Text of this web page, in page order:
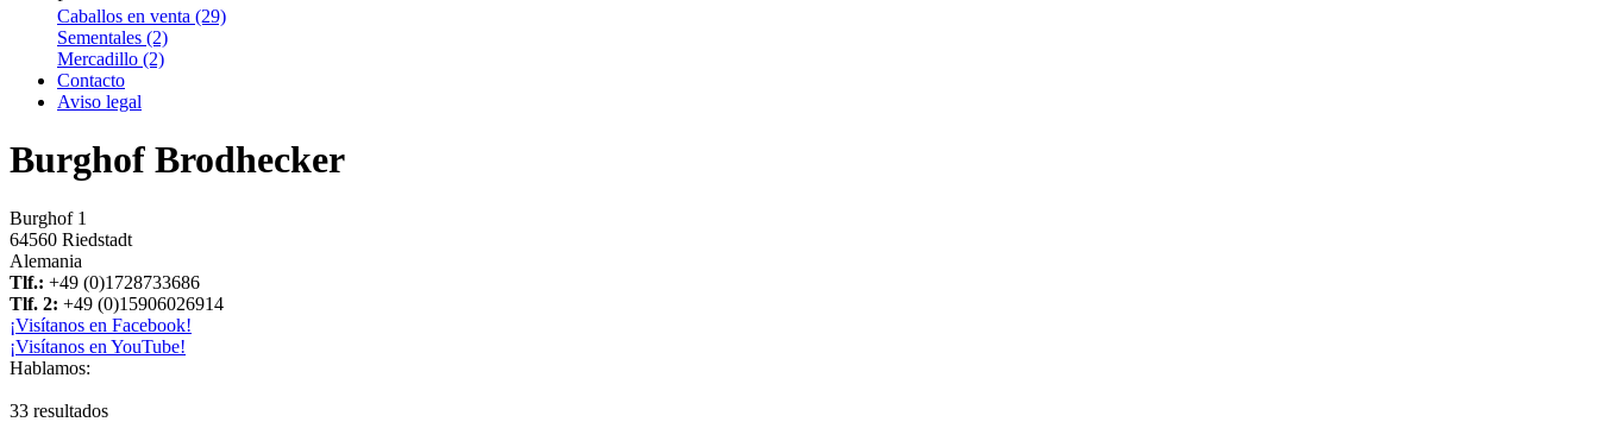
Caballos en venta (29)
Sementales (2)
Mercadillo (2)
Contacto
Aviso legal
Burghof Brodhecker
Burghof 1
64560 Riedstadt
Alemania
Tlf.: +49 (0)1728733686
Tlf. 2: +49 (0)15906026914
¡Visítanos en Facebook!
¡Visítanos en YouTube!
Hablamos:
33 resultados